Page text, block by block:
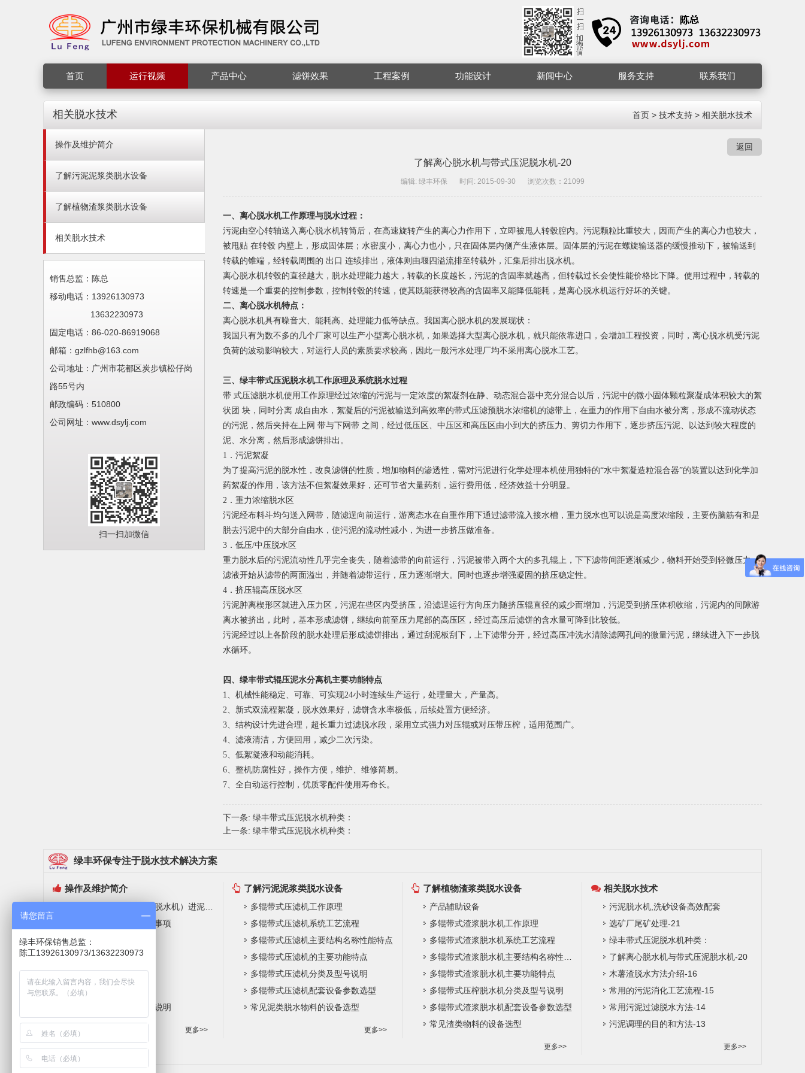
首页 运行视频 产品中心 滤饼效果 工程案例 功能设计 新闻中心 服务支持 联系我们
首页 > 技术支持 > 相关脱水技术
相关脱水技术
操作及维护简介
了解污泥泥浆类脱水设备
了解植物渣浆类脱水设备
相关脱水技术
销售总监：陈总
移动电话： 13926130973
13632230973
固定电话：86-020-86919068
邮箱：gzlfhb@163.com
公司地址： 广州市花都区炭步镇松仔岗
路55号内
邮政编码：510800
公司网址：www.dsylj.com
扫一扫加微信
返回
了解离心脱水机与带式压泥脱水机-20
编辑: 绿丰环保 时间: 2015-09-30 浏览次数：21099
一、离心脱水机工作原理与脱水过程：
污泥由空心转轴送入离心脱水机转筒后，在高速旋转产生的离心力作用下，立即被甩人转毂腔内。污泥颗粒比重较大，因而产生的离心力也较大，
被甩贴 在转毂 内壁上，形成固体层；水密度小，离心力也小，只在固体层内侧产生液体层。固体层的污泥在螺旋输送器的缓慢推动下，被输送到
转载的锥端，经转载周围的 出口 连续排出，液体则由堰四溢流排至转载外，汇集后排出脱水机。
离心脱水机转毂的直径越大，脱水处理能力越大，转载的长度越长，污泥的含固率就越高，但转载过长会使性能价格比下降。使用过程中，转载的
转速是一个重要的控制参数，控制转毂的转速，使其既能获得较高的含固率又能降低能耗，是离心脱水机运行好坏的关键。
二、离心脱水机特点：
离心脱水机具有噪音大、能耗高、处理能力低等缺点。我国离心脱水机的发展现状：
我国只有为数不多的几个厂家可以生产小型离心脱水机，如果选择大型离心脱水机，就只能依靠进口，会增加工程投资，同时，离心脱水机受污泥
负荷的波动影响较大，对运行人员的素质要求较高，因此一般污水处理厂均不采用离心脱水工艺。
三、绿丰带式压泥脱水机工作原理及系统脱水过程
带 式压滤脱水机使用工作原理经过浓缩的污泥与一定浓度的絮凝剂在静、动态混合器中充分混合以后，污泥中的微小固体颗粒聚凝成体积较大的絮
状团 块，同时分离 成自由水，絮凝后的污泥被输送到高效率的带式压滤预脱水浓缩机的滤带上，在重力的作用下自由水被分离，形成不流动状态
的污泥，然后夹持在上网 带与下网带 之间，经过低压区、中压区和高压区由小到大的挤压力、剪切力作用下，逐步挤压污泥、以达到较大程度的
泥、水分离，然后形成滤饼排出。
1．污泥絮凝
为了提高污泥的脱水性，改良滤饼的性质，增加物料的渗透性，需对污泥进行化学处理本机使用独特的“水中絮凝造粒混合器”的装置以达到化学加
药絮凝的作用，该方法不但絮凝效果好，还可节省大量药剂，运行费用低，经济效益十分明显。
2．重力浓缩脱水区
污泥经布料斗均匀送入网带，随滤逞向前运行，游离态水在自重作用下通过滤带流入接水槽，重力脱水也可以说是高度浓缩段，主要伤脑筋有和是
脱去污泥中的大部分自由水，使污泥的流动性减小，为进一步挤压做准备。
3．低压/中压脱水区
重力脱水后的污泥流动性几乎完全丧失，随着滤带的向前运行，污泥被带入两个大的多孔辊上，下下滤带间距逐渐减少，物料开始受到轻微压力，
滤液开始从滤带的两面溢出，并随着滤带运行，压力逐渐增大。同时也逐步增强凝固的挤压稳定性。
4．挤压辊高压脱水区
污泥肿离楔形区就进入压力区，污泥在些区内受挤压，沿滤逞运行方向压力随挤压辊直径的减少而增加，污泥受到挤压体积收缩，污泥内的间隙游
离水被挤出，此时，基本形成滤饼，继续向前至压力尾部的高压区，经过高压后滤饼的含水量可降到比较低。
污泥经过以上各阶段的脱水处理后形成滤饼排出，通过刮泥板刮下，上下滤带分开，经过高压冲洗水清除滤网孔间的微量污泥，继续进入下一步脱
水循环。
四、绿丰带式辊压泥水分离机主要功能特点
1、机械性能稳定、可靠、可实现24小时连续生产运行，处理量大，产量高。
2、新式双流程絮凝，脱水效果好，滤饼含水率极低，后续处置方便经济。
3、结构设计先进合理，超长重力过滤脱水段，采用立式强力对压辊或对压带压榨，适用范围广。
4、滤液清洁，方便回用，减少二次污染。
5、低絮凝液和动能消耗。
6、整机防腐性好，操作方便，维护、维修简易。
7、全自动运行控制，优质零配件使用寿命长。
下一条: 绿丰带式压泥脱水机种类：
上一条: 绿丰带式压泥脱水机种类：
绿丰环保专注于脱水技术解决方案
操作及维护简介
开机工作前准备及检查事项
系统操作规程
操作注意事项
常规维护保养内容
常见故障及排除方法
聚丙烯酰胺简介及使用说明
更多>>
了解污泥泥浆类脱水设备
多辊带式压滤机工作原理
多辊带式压滤机系统工艺流程
多辊带式压滤机主要结构名称性能特点
多辊带式压滤机的主要功能特点
多辊带式压滤机分类及型号说明
多辊带式压滤机配套设备参数选型
常见泥类脱水物料的设备选型
更多>>
了解植物渣浆类脱水设备
产品辅助设备
多辊带式渣浆脱水机工作原理
多辊带式渣浆脱水机系统工艺流程
多辊带式渣浆脱水机主要功能特点
多辊带式压榨脱水机分类及型号说明
多辊带式渣浆脱水机配套设备参数选型
常见渣类物料的设备选型
更多>>
相关脱水技术
污泥脱水机,洗砂设备高效配套
选矿厂尾矿处理-21
绿丰带式压泥脱水机种类：
了解离心脱水机与带式压泥脱水机-20
木薯渣脱水方法介绍-16
常用的污泥消化工艺流程-15
常用污泥过滤脱水方法-14
污泥调理的目的和方法-13
更多>>
请您留言
绿丰环保销售总监：
陈工13926130973/13632230973